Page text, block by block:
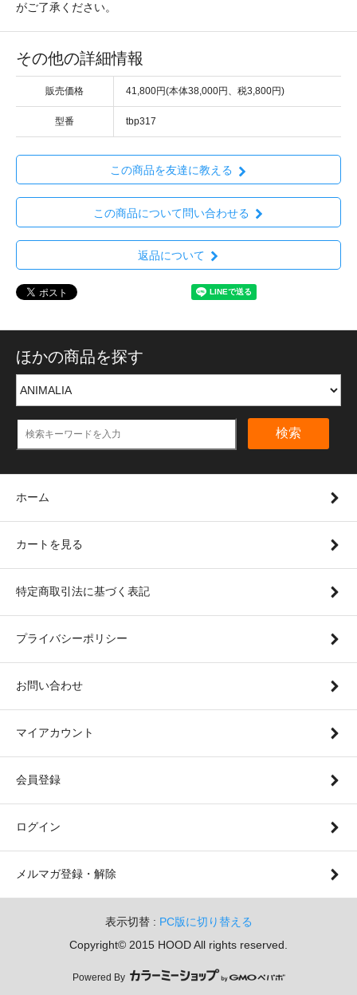
がご了承ください。
その他の詳細情報
販売価格 41,800円(本体38,000円、税3,800円)
型番 tbp317
この商品を友達に教える
この商品について問い合わせる
返品について
ほかの商品を探す
検索
ホーム
カートを見る
特定商取引法に基づく表記
プライバシーポリシー
お問い合わせ
マイアカウント
会員登録
ログイン
メルマガ登録・解除
表示切替 : PC版に切り替える
Copyright© 2015 HOOD All rights reserved.
Powered By